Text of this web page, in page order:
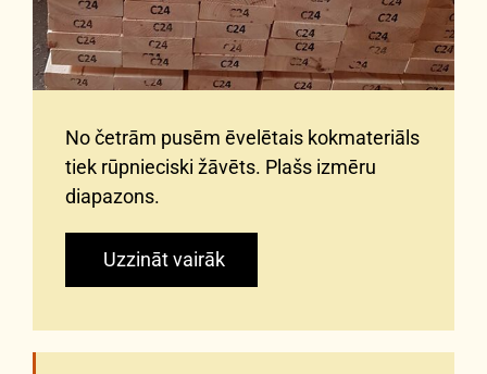
No četrām pusēm ēvelētais kokmateriāls
tiek rūpnieciski žāvēts. Plašs izmēru
diapazons.
Uzzināt vairāk